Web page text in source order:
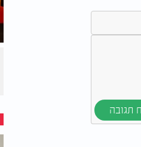
ותרגול
היטב חוזר שוב